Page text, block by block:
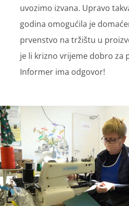
uvozimo izvana. Upravo
godina omogućila je
prvenstvo na tržištu u
je li krizno vrijeme dobro za
Informer ima odgovor!